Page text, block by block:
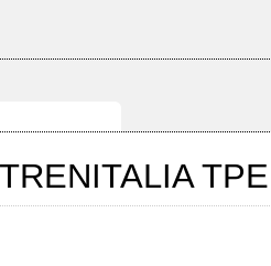
TRENITALIA